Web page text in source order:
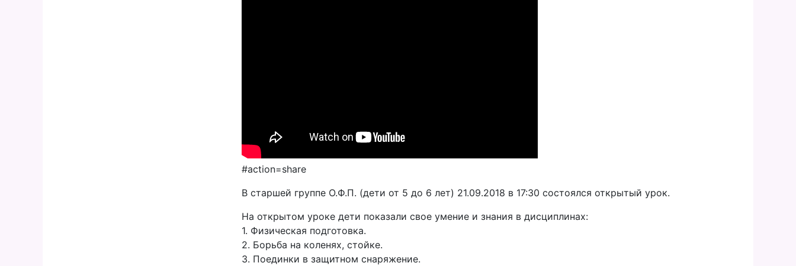
#action=share
В старшей группе О.Ф.П. (дети от 5 до 6 лет) 21.09.2018 в 17:30 состоялся открытый урок.
На открытом уроке дети показали свое умение и знания в дисциплинах:
1. Физическая подготовка.
2. Борьба на коленях, стойке.
3. Поединки в защитном снаряжение.